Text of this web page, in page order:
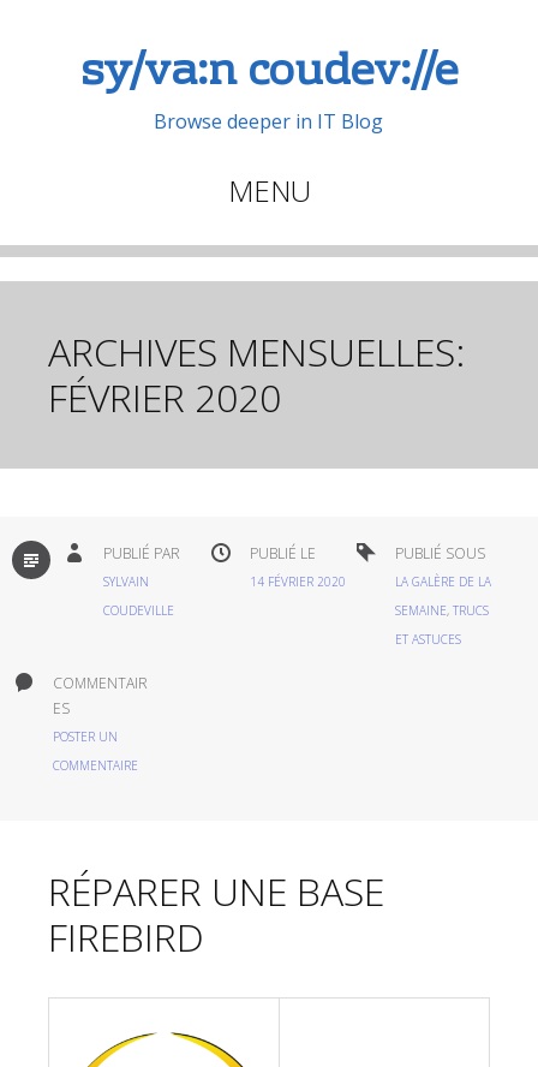
sy/va:n coudev://e
Browse deeper in IT Blog
MENU
Aller
ARCHIVES MENSUELLES:
FÉVRIER 2020
PAR
DÉFAUT
PUBLIÉ PAR
SYLVAIN
COUDEVILLE
PUBLIÉ LE
14 FÉVRIER 2020
PUBLIÉ SOUS
LA GALÈRE DE LA
SEMAINE,TRUCS
ET ASTUCES
COMMENTAIR
ES
POSTER UN
COMMENTAIRE
RÉPARER UNE BASE
FIREBIRD